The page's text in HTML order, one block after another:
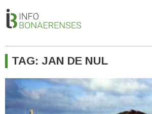
TAG: JAN DE NUL